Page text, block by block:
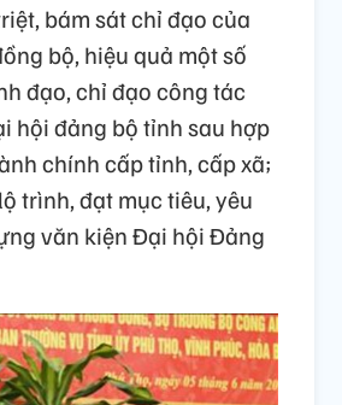
bám sát chỉ đạo của
bộ, hiệu quả một số
đạo, chỉ đạo công tác
hội đảng bộ tỉnh sau hợp
chính cấp tỉnh, cấp xã;
trình, đạt mục tiêu, yêu
văn kiện Đại hội Đảng